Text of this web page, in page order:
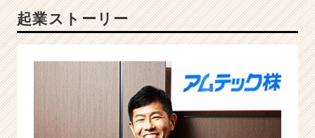
「ベ
ン
起業ストーリー